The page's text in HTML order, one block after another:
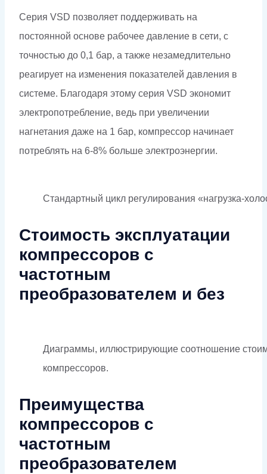
Серия VSD позволяет поддерживать на
постоянной основе рабочее давление в сети, с
точностью до 0,1 бар, а также незамедлительно
реагирует на изменения показателей давления в
системе. Благодаря этому серия VSD экономит
электропотребление, ведь при увеличении
нагнетания даже на 1 бар, компрессор начинает
потреблять на 6-8% больше электроэнергии.
Стандартный цикл регулирования «нагрузка-
Стоимость эксплуатации
компрессоров с
частотным
преобразователем и без
Диаграммы, иллюстрирующие соотношение
компрессоров.
Преимущества
компрессоров с
частотным
преобразователем